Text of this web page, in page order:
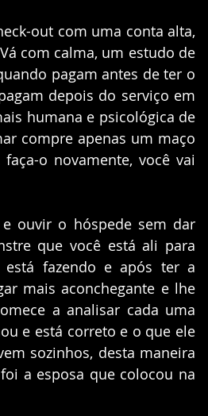
out com uma conta alta,
com calma, um estudo de
pagam antes de ter o
depois do serviço em
humana e psicológica de
compre apenas um maço
o novamente, você vai
ouvir o hóspede sem dar
que você está ali para
está fazendo e após ter a
mais aconchegante e lhe
a analisar cada uma
e está correto e o que ele
sozinhos, desta maneira
a esposa que colocou na